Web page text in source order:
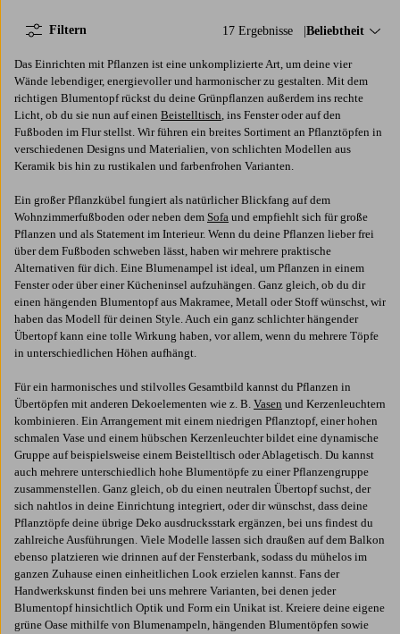
17 Ergebnisse Sortieren nach:
Beliebtheit
Filtern
Das Einrichten mit Pflanzen ist eine unkomplizierte Art, um deine vier
Wände lebendiger, energievoller und harmonischer zu gestalten. Mit dem
richtigen Blumentopf rückst du deine Grünpflanzen außerdem ins rechte
Licht, ob du sie nun auf einen Beistelltisch, ins Fenster oder auf den
Fußboden im Flur stellst. Wir führen ein breites Sortiment an Pflanztöpfen in
verschiedenen Designs und Materialien, von schlichten Modellen aus
Keramik bis hin zu rustikalen und farbenfrohen Varianten.
Ein großer Pflanzkübel fungiert als natürlicher Blickfang auf dem
Wohnzimmerfußboden oder neben dem Sofa und empfiehlt sich für große
Pflanzen und als Statement im Interieur. Wenn du deine Pflanzen lieber frei
über dem Fußboden schweben lässt, haben wir mehrere praktische
Alternativen für dich. Eine Blumenampel ist ideal, um Pflanzen in einem
Fenster oder über einer Kücheninsel aufzuhängen. Ganz gleich, ob du dir
einen hängenden Blumentopf aus Makramee, Metall oder Stoff wünschst, wir
haben das Modell für deinen Style. Auch ein ganz schlichter hängender
Übertopf kann eine tolle Wirkung haben, vor allem, wenn du mehrere Töpfe
in unterschiedlichen Höhen aufhängt.
Für ein harmonisches und stilvolles Gesamtbild kannst du Pflanzen in
Übertöpfen mit anderen Dekoelementen wie z. B. Vasen und Kerzenleuchtern
kombinieren. Ein Arrangement mit einem niedrigen Pflanztopf, einer hohen
schmalen Vase und einem hübschen Kerzenleuchter bildet eine dynamische
Gruppe auf beispielsweise einem Beistelltisch oder Ablagetisch. Du kannst
auch mehrere unterschiedlich hohe Blumentöpfe zu einer Pflanzengruppe
zusammenstellen. Ganz gleich, ob du einen neutralen Übertopf suchst, der
sich nahtlos in deine Einrichtung integriert, oder dir wünschst, dass deine
Pflanztöpfe deine übrige Deko ausdrucksstark ergänzen, bei uns findest du
zahlreiche Ausführungen. Viele Modelle lassen sich draußen auf dem Balkon
ebenso platzieren wie drinnen auf der Fensterbank, sodass du mühelos im
ganzen Zuhause einen einheitlichen Look erzielen kannst. Fans der
Handwerkskunst finden bei uns mehrere Varianten, bei denen jeder
Blumentopf hinsichtlich Optik und Form ein Unikat ist. Kreiere deine eigene
grüne Oase mithilfe von Blumenampeln, hängenden Blumentöpfen sowie